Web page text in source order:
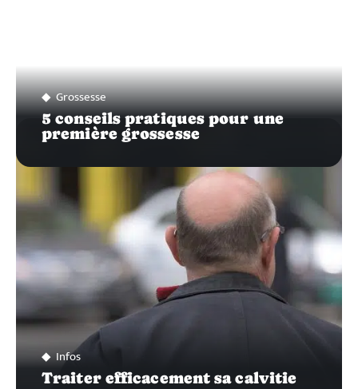
Grossesse
5 conseils pratiques pour une
première grossesse
Infos
Traiter efficacement sa calvitie